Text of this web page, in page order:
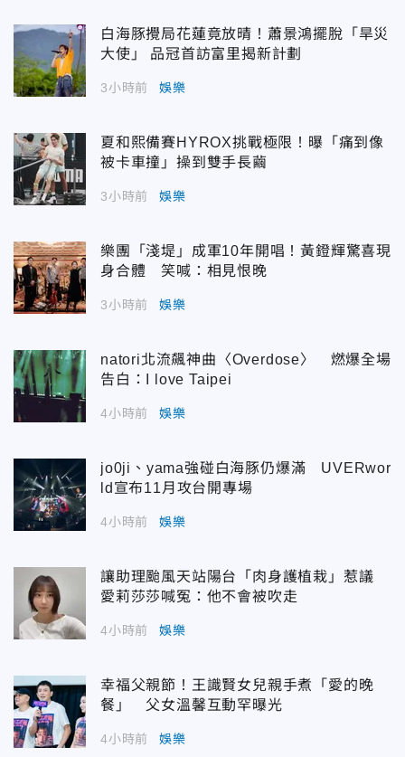
白海豚攪局花蓮竟放晴！蕭景鴻擺脫「旱災
大使」 品冠首訪富里揭新計劃
3小時前 娛樂
夏和熙備賽HYROX挑戰極限！曝「痛到像
被卡車撞」操到雙手長繭
3小時前 娛樂
樂團「淺堤」成軍10年開唱！黃鐙輝驚喜現
身合體 笑喊：相見恨晚
3小時前 娛樂
natori北流飆神曲〈Overdose〉 燃爆全場
告白：I love Taipei
4小時前 娛樂
jo0ji、yama強碰白海豚仍爆滿 UVERwor
ld宣布11月攻台開專場
4小時前 娛樂
讓助理颱風天站陽台「肉身護植栽」惹議
愛莉莎莎喊冤：他不會被吹走
4小時前 娛樂
幸福父親節！王識賢女兒親手煮「愛的晚
餐」 父女溫馨互動罕曝光
4小時前 娛樂